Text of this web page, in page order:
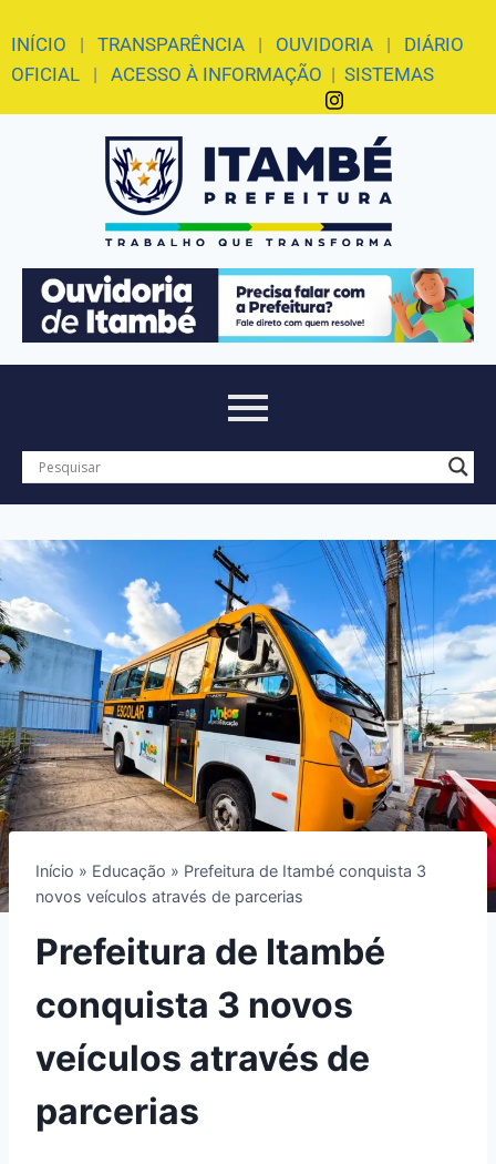
INÍCIO | TRANSPARÊNCIA | OUVIDORIA | DIÁRIO
OFICIAL | ACESSO À INFORMAÇÃO | SISTEMAS
Início » Educação » Prefeitura de Itambé conquista 3
novos veículos através de parcerias
Prefeitura de Itambé
conquista 3 novos
veículos através de
parcerias